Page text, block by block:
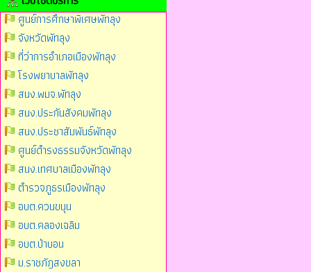
ศูนย์การศึกษาพิเศษพัทลุง
จังหวัดพัทลุง
ที่ว่าการอำเภอเมืองพัทลุง
โรงพยาบาลพัทลุง
สนง.พมจ.พัทลุง
สนง.ประกันสังคมพัทลุง
สนง.ประชาสัมพันธ์พัทลุง
ศูนย์ดำรงธรรมจังหวัดพัทลุง
สนง.เทศบาลเมืองพัทลุง
ตำรวจภูธรเมืองพัทลุง
อบต.ควนขนุน
อบต.คลองเฉลิม
อบต.ป่าบอน
ม.ราชภัฎสงขลา